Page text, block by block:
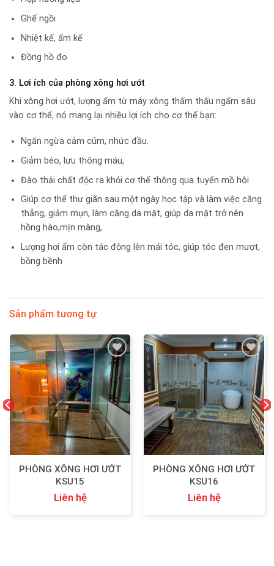
Ghế ngồi
Nhiệt kế, ẩm kế
Đồng hồ đo
3. Lơi ích của phòng xông hơi ướt
Khi xông hơi ướt, lượng ẩm từ máy xông thẩm thấu ngấm sâu
vào cơ thể, nó mang lại nhiều lợi ích cho cơ thể bạn:
Ngăn ngừa cảm cúm, nhức đầu.
Giảm béo, lưu thông máu,
Đào thải chất độc ra khỏi cơ thể thông qua tuyến mồ hôi
Giúp cơ thể thư giãn sau một ngày học tập và làm việc căng
thẳng, giảm mụn, làm căng da mặt, giúp da mặt trở nên
hồng hào,mịn màng,
Lượng hơi ẩm còn tác động lên mái tóc, giúp tóc đen mượt,
bồng bềnh
Sản phẩm tương tự
Add
to
wishlist
PHÒNG XÔNG HƠI ƯỚT
KSU15
Liên hệ
Add
to
wishlist
PHÒNG XÔNG HƠI ƯỚT
KSU16
Liên hệ